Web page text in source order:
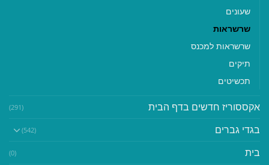
שעונים
שרשראות
שרשראות למכנס
תיקים
תכשיטים
אקססוריז חדשים בדף הבית (291)
בגדי גברים (542)
בית (0)